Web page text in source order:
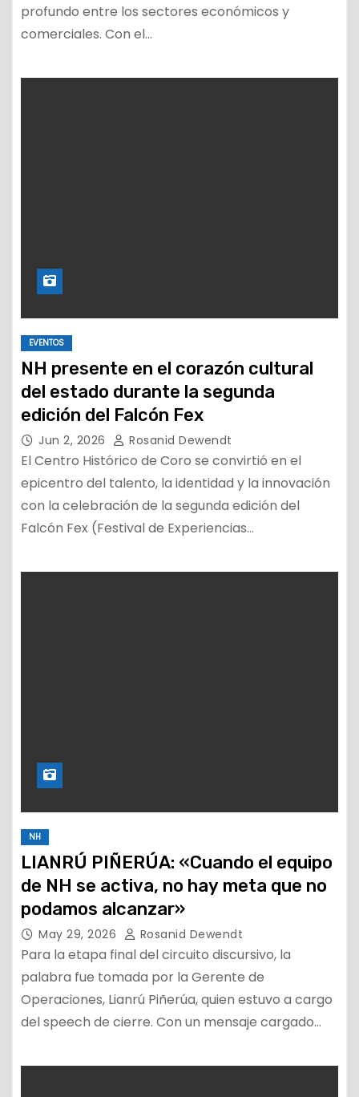
profundo entre los sectores económicos y
comerciales. Con el…
EVENTOS
NH presente en el corazón cultural
del estado durante la segunda
edición del Falcón Fex
Jun 2, 2026 Rosanid Dewendt
El Centro Histórico de Coro se convirtió en el
epicentro del talento, la identidad y la innovación
con la celebración de la segunda edición del
Falcón Fex (Festival de Experiencias…
NH
LIANRÚ PIÑERÚA: «Cuando el equipo
de NH se activa, no hay meta que no
podamos alcanzar»
May 29, 2026 Rosanid Dewendt
Para la etapa final del circuito discursivo, la
palabra fue tomada por la Gerente de
Operaciones, Lianrú Piñerúa, quien estuvo a cargo
del speech de cierre. Con un mensaje cargado…